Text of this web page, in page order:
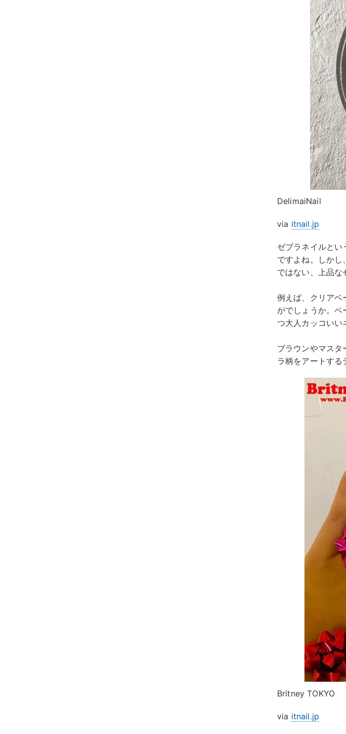
DelimaiNail
via itnail.jp
ゼブラネイルと
ですよね。しか
ではない、上品な
例えば、クリアベ
がでしょうか。
つ大人カッコいい
ブラウンやマス
ラ柄をアートす
Britney TOKYO
via itnail.jp